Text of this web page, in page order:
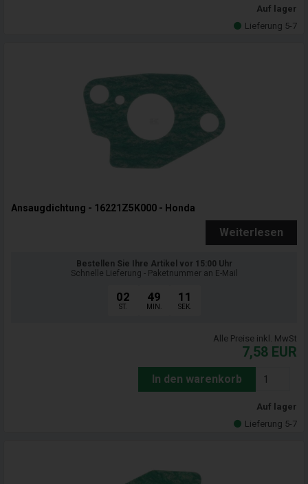
Auf lager
Lieferung 5-7
Ansaugdichtung - 16221Z5K000 - Honda
Weiterlesen
Bestellen Sie Ihre Artikel vor 15:00 Uhr
Schnelle Lieferung - Paketnummer an E-Mail
02
ST.
49
MIN.
09
SEK.
Alle Preise inkl. MwSt
7,58 EUR
In den warenkorb
Auf lager
Lieferung 5-7